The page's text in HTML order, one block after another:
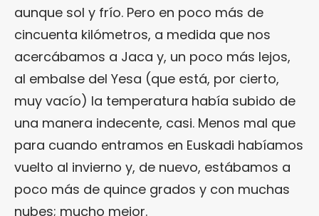
aunque sol y frío. Pero en poco más de
cincuenta kilómetros, a medida que nos
acercábamos a Jaca y, un poco más lejos,
al embalse del Yesa (que está, por cierto,
muy vacío) la temperatura había subido de
una manera indecente, casi. Menos mal que
para cuando entramos en Euskadi habíamos
vuelto al invierno y, de nuevo, estábamos a
poco más de quince grados y con muchas
nubes; mucho mejor.